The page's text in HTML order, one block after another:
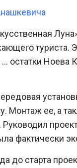
Ноева
Монтаж ее, а
Руководил
фактически
до старта